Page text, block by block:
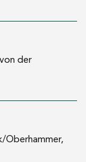
Wien
der
Oberhammer,